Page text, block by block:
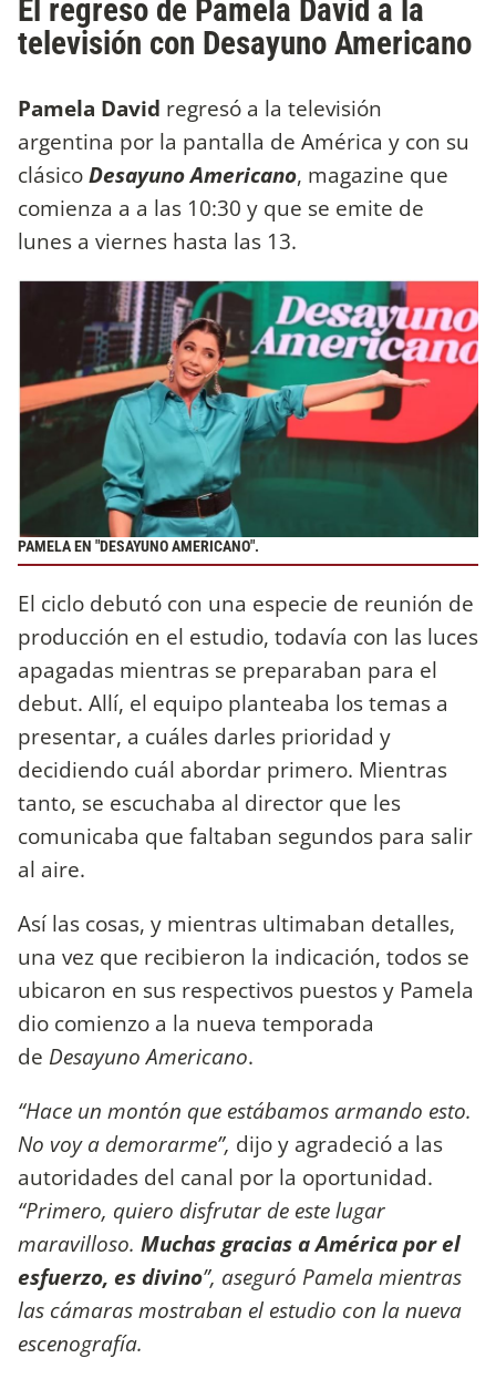
El regreso de Pamela David a la
televisión con Desayuno Americano
Pamela David regresó a la televisión
argentina por la pantalla de América y con su
clásicoDesayuno Americano, magazine que
comienza a a las 10:30 y que se emite de
lunes a viernes hasta las 13.
PAMELA EN "DESAYUNO AMERICANO".
El ciclo debutó con una especie de reunión de
producción en el estudio, todavía con las luces
apagadas mientras se preparaban para el
debut. Allí, el equipo planteaba los temas a
presentar, a cuáles darles prioridad y
decidiendo cuál abordar primero. Mientras
tanto, se escuchaba al director que les
comunicaba que faltaban segundos para salir
al aire.
Así las cosas, y mientras ultimaban detalles,
una vez que recibieron la indicación, todos se
ubicaron en sus respectivos puestos y Pamela
dio comienzo a la nueva temporada
de Desayuno Americano.
“Hace un montón que estábamos armando esto.
No voy a demorarme”, dijo y agradeció a las
autoridades del canal por la oportunidad.
“Primero, quiero disfrutar de este lugar
maravilloso. Muchas gracias a América por el
esfuerzo, es divino”, aseguró Pamela mientras
las cámaras mostraban el estudio con la nueva
escenografía.